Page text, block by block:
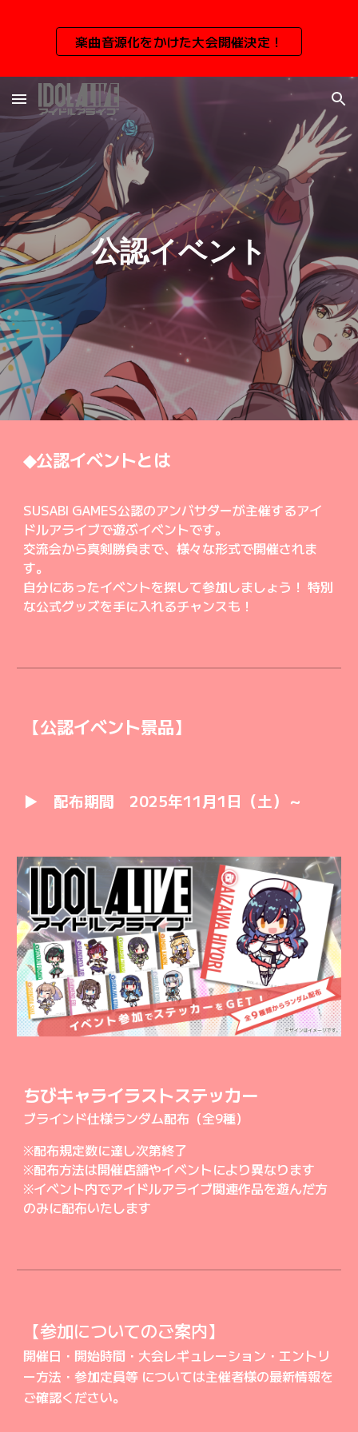
Skip to main content Skip to navigation
楽曲音源化をかけた大会開催決定！
公認イベント
◆公認イベントとは
SUSABI GAMES公認のアンバサダーが主催するアイ
ドルアライブで遊ぶイベントです。
交流会から真剣勝負まで、様々な形式で開催されま
す。
自分にあったイベントを探して参加しましょう！ 特別
な公式グッズを手に入れるチャンスも！
【公認イベント景品】
▶ 配布期間 2025年11月1日（土）～
ちびキャライラストステッカー
ブラインド仕様ランダム配布（全9種）
※配布規定数に達し次第終了
※配布方法は開催店舗やイベントにより異なります
※イベント内でアイドルアライブ関連作品を遊んだ方
のみに配布いたします
【参加についてのご案内】
開催日・開始時間・大会レギュレーション・エントリ
ー方法・参加定員等 については主催者様の最新情報を
ご確認ください。